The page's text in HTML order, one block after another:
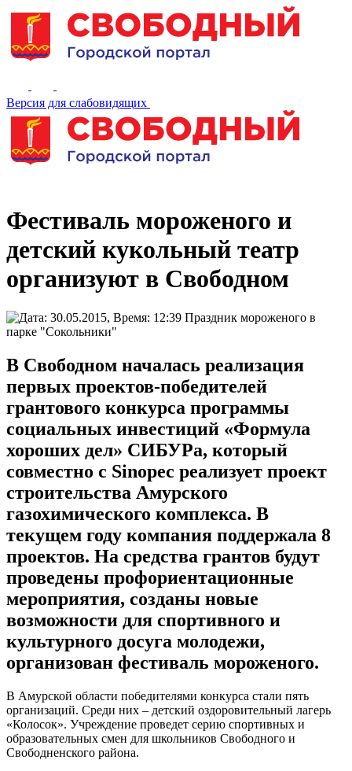
Версия для слабовидящих
Фестиваль мороженого и
детский кукольный театр
организуют в Свободном
В Свободном началась реализация
первых проектов-победителей
грантового конкурса программы
социальных инвестиций «Формула
хороших дел» СИБУРа, который
совместно с Sinopec реализует проект
строительства Амурского
газохимического комплекса. В
текущем году компания поддержала 8
проектов. На средства грантов будут
проведены профориентационные
мероприятия, созданы новые
возможности для спортивного и
культурного досуга молодежи,
организован фестиваль мороженого.
В Амурской области победителями конкурса стали пять
организаций. Среди них – детский оздоровительный лагерь
«Колосок». Учреждение проведет серию спортивных и
образовательных смен для школьников Свободного и
Свободненского района.